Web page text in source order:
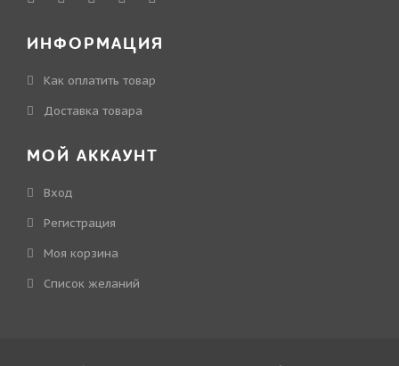
ИНФОРМАЦИЯ
Как оплатить товар
Доставка товара
МОЙ АККАУНТ
Вход
Регистрация
Моя корзина
Cписок желаний